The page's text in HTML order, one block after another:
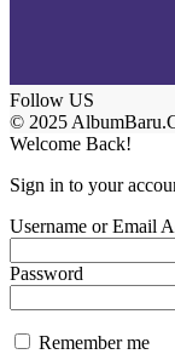
Follow US
© 2025
Welcome Back!
Sign in to your
Username or Email
Password
Remember me